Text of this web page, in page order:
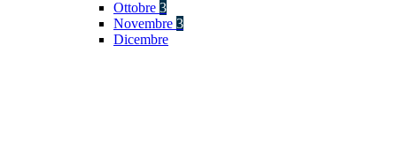
Ottobre 3
Novembre 3
Dicembre